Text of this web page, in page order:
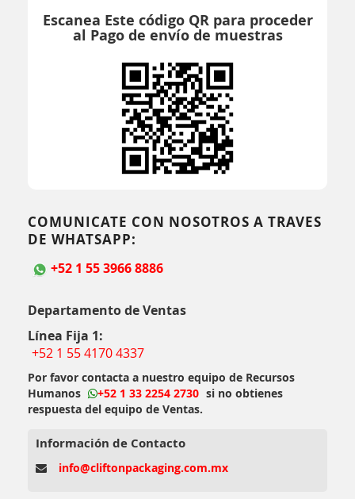
Escanea Este código QR para proceder
al Pago de envío de muestras
COMUNICATE CON NOSOTROS A TRAVES
DE WHATSAPP:
+52 1 55 3966 8886
Departamento de Ventas
Línea Fija 1:
+52 1 55 4170 4337
Por favor contacta a nuestro equipo de Recursos
Humanos
+52 1 33 2254 2730 si no obtienes
respuesta del equipo de Ventas.
Información de Contacto
info@cliftonpackaging.com.mx